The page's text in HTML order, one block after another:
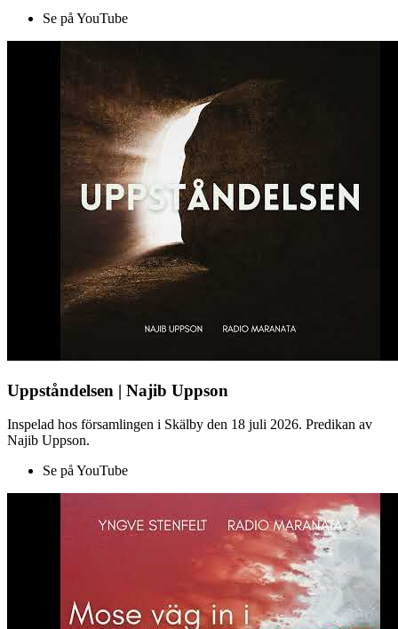
Se på YouTube
Uppståndelsen | Najib Uppson
Inspelad hos församlingen i Skälby den 18 juli 2026. Predikan av
Najib Uppson.
Se på YouTube